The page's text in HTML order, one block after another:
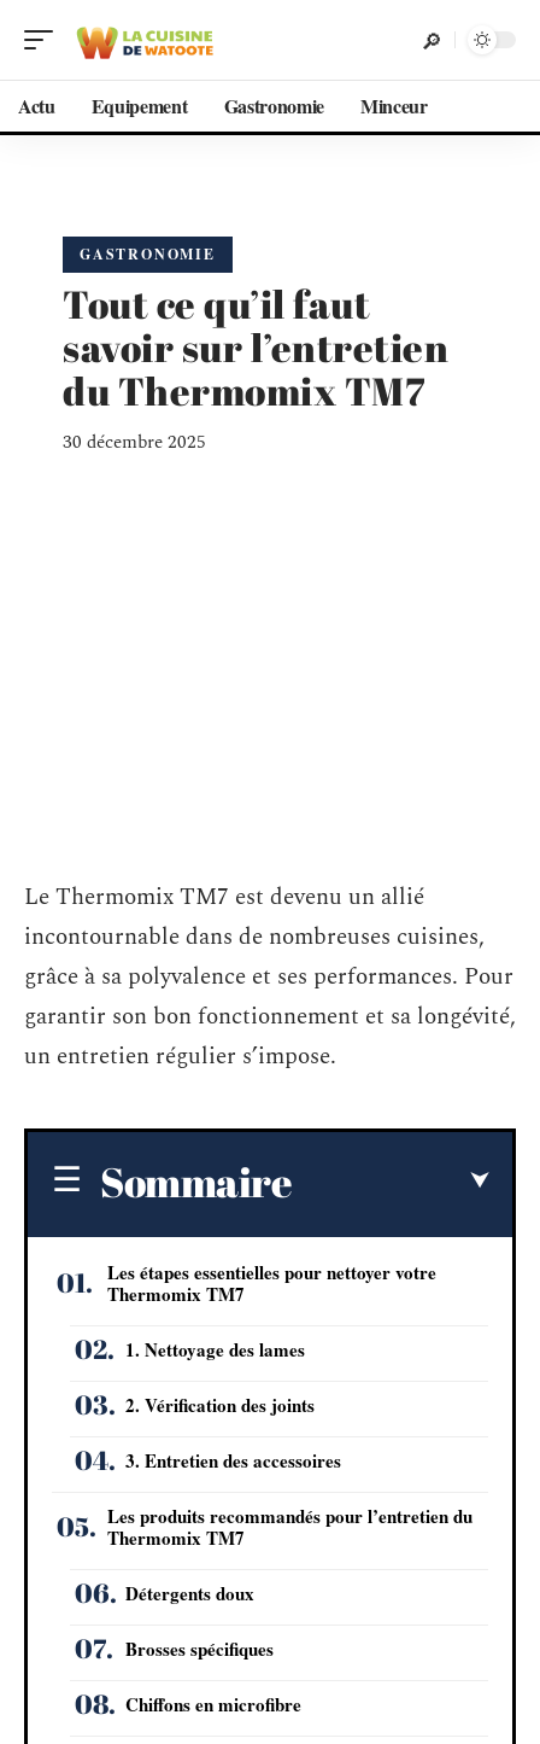
Actu Equipement Gastronomie Minceur
GASTRONOMIE
Tout ce qu’il faut
savoir sur l’entretien
du Thermomix TM7
30 décembre 2025
Le Thermomix TM7 est devenu un allié
incontournable dans de nombreuses cuisines,
grâce à sa polyvalence et ses performances. Pour
garantir son bon fonctionnement et sa longévité,
un entretien régulier s’impose.
Sommaire
Les étapes essentielles pour nettoyer votre
Thermomix TM7
1. Nettoyage des lames
2. Vérification des joints
3. Entretien des accessoires
Les produits recommandés pour l’entretien du
Thermomix TM7
Détergents doux
Brosses spécifiques
Chiffons en microfibre